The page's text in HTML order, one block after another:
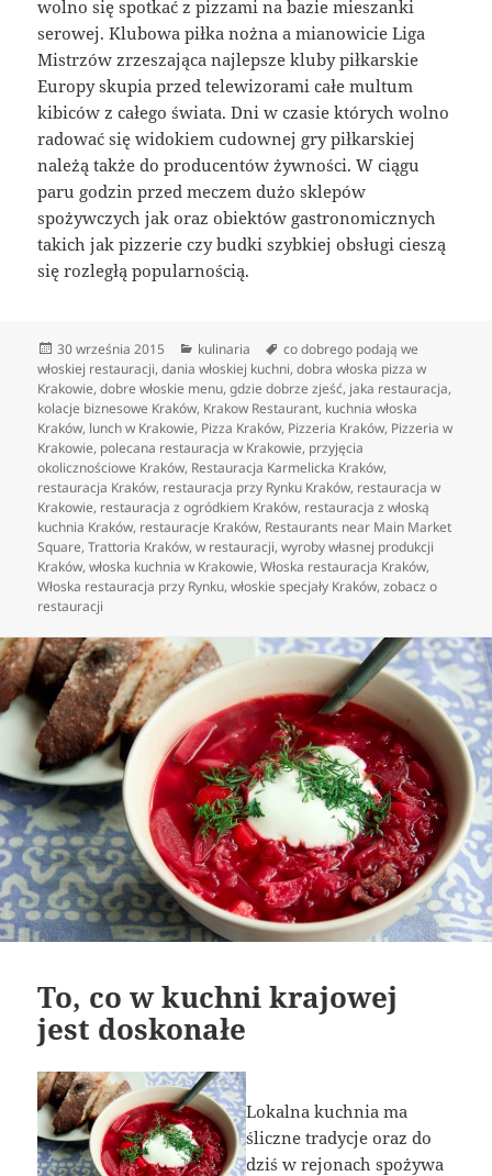
wolno się spotkać z pizzami na bazie mieszanki
serowej. Klubowa piłka nożna a mianowicie Liga
Mistrzów zrzeszająca najlepsze kluby piłkarskie
Europy skupia przed telewizorami całe multum
kibiców z całego świata. Dni w czasie których wolno
radować się widokiem cudownej gry piłkarskiej
należą także do producentów żywności. W ciągu
paru godzin przed meczem dużo sklepów
spożywczych jak oraz obiektów gastronomicznych
takich jak pizzerie czy budki szybkiej obsługi cieszą
się rozległą popularnością.
Data
publikacji
30 września 2015 Kategorie
kulinaria Tagi
co dobrego podają we
włoskiej restauracji,dania włoskiej kuchni,dobra włoska pizza w
Krakowie,dobre włoskie menu,gdzie dobrze zjeść, jaka restauracja,
kolacje biznesowe Kraków, Krakow Restaurant, kuchnia włoska
Kraków, lunch w Krakowie, Pizza Kraków, Pizzeria Kraków, Pizzeria w
Krakowie, polecana restauracja w Krakowie, przyjęcia
okolicznościowe Kraków, Restauracja Karmelicka Kraków,
restauracja Kraków, restauracja przy Rynku Kraków, restauracja w
Krakowie, restauracja z ogródkiem Kraków, restauracja z włoską
kuchnia Kraków, restauracje Kraków, Restaurants near Main Market
Square,Trattoria Kraków,w restauracji,wyroby własnej produkcji
Kraków,włoska kuchnia w Krakowie,Włoska restauracja Kraków,
Włoska restauracja przy Rynku,włoskie specjały Kraków,zobacz o
restauracji
To, co w kuchni krajowej
jest doskonałe
Lokalna kuchnia ma
śliczne tradycje oraz do
dziś w rejonach spożywa